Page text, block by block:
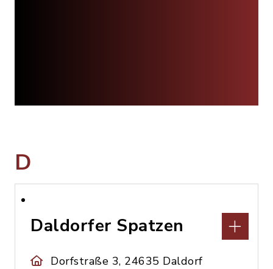
D
Daldorfer Spatzen
Dorfstraße 3, 24635 Daldorf